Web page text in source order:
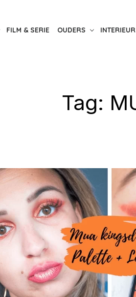
FILM & SERIE OUDERS INTERIEUR
Tag: